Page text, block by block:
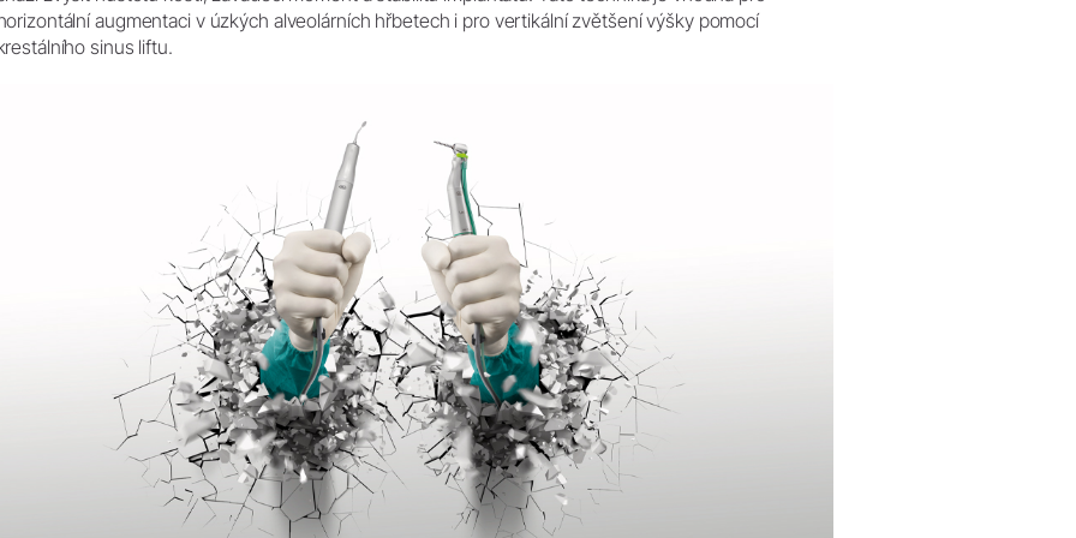
Product Registration
augmentaci v úzkých alveolárních hřbetech i pro vertikální zvětšení výšky pomocí
sinus liftu.